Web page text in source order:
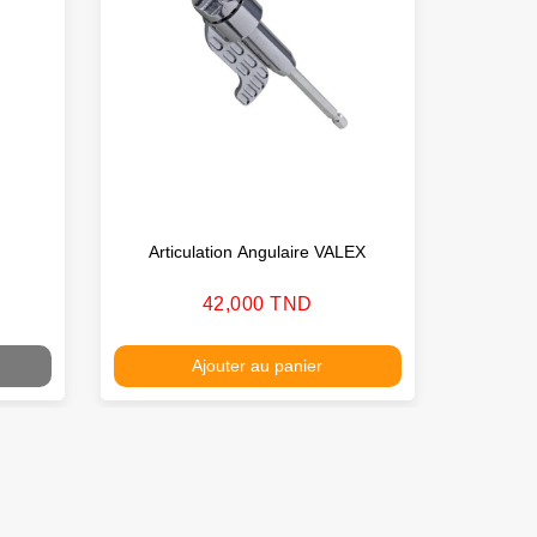
Articulation Angulaire VALEX
Prix
42,000 TND
Ajouter au panier